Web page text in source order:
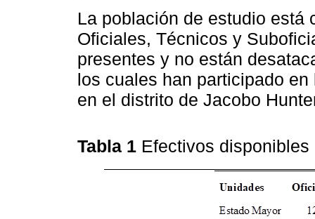
La población de estudio está
Oficiales, Técnicos y
presentes y no están
los cuales han participado
en el distrito de Jacobo
Tabla 1 Efectivos